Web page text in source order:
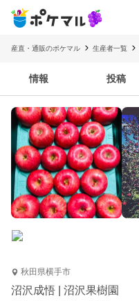
産直・通販のポケマル 生産者一覧
情報 投稿
秋田県横手市
沼沢成悟 | 沼沢果樹園